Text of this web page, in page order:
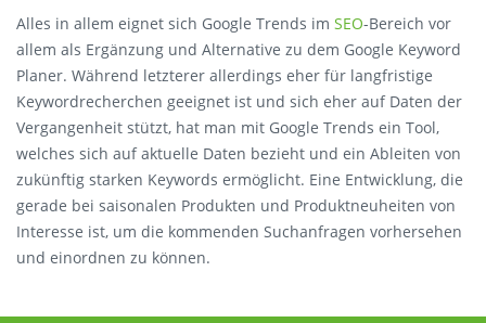
Alles in allem eignet sich Google Trends im SEO-Bereich vor
allem als Ergänzung und Alternative zu dem Google Keyword
Planer. Während letzterer allerdings eher für langfristige
Keywordrecherchen geeignet ist und sich eher auf Daten der
Vergangenheit stützt, hat man mit Google Trends ein Tool,
welches sich auf aktuelle Daten bezieht und ein Ableiten von
zukünftig starken Keywords ermöglicht. Eine Entwicklung, die
gerade bei saisonalen Produkten und Produktneuheiten von
Interesse ist, um die kommenden Suchanfragen vorhersehen
und einordnen zu können.